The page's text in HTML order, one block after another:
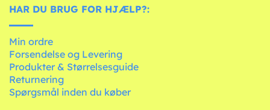
HAR DU BRUG FOR HJÆLP?:
Min ordre
Forsendelse og Levering
Produkter & Størrelsesguide
Returnering
Spørgsmål inden du køber